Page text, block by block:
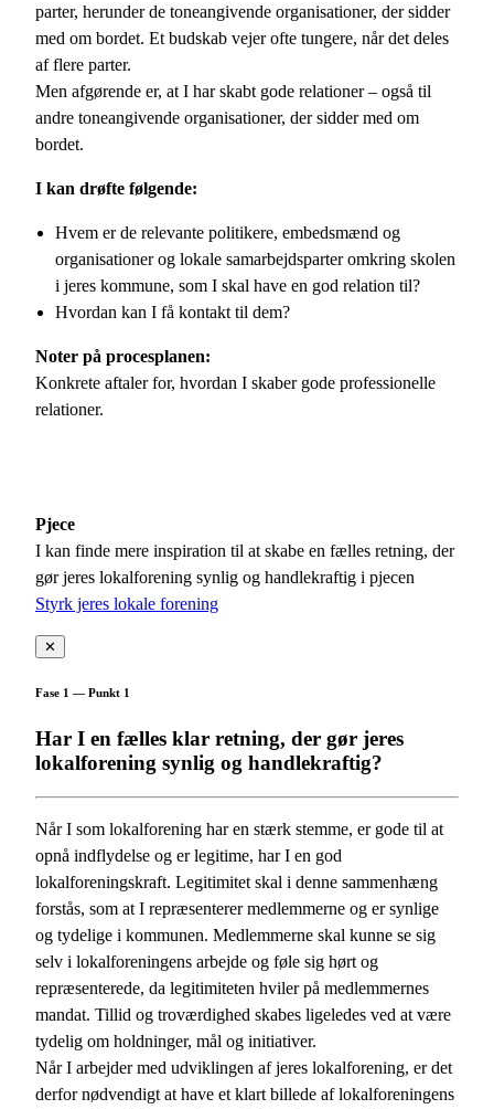
parter, herunder de toneangivende organisationer, der sidder
med om bordet. Et budskab vejer ofte tungere, når det deles
af flere parter.
Men afgørende er, at I har skabt gode relationer – også til
andre toneangivende organisationer, der sidder med om
bordet.
I kan drøfte følgende:
Hvem er de relevante politikere, embedsmænd og
organisationer og lokale samarbejdsparter omkring skolen
i jeres kommune, som I skal have en god relation til?
Hvordan kan I få kontakt til dem?
Noter på procesplanen:
Konkrete aftaler for, hvordan I skaber gode professionelle
relationer.
Pjece
I kan finde mere inspiration til at skabe en fælles retning, der
gør jeres lokalforening synlig og handlekraftig i pjecen
Styrk jeres lokale forening
✕
Fase 1 — Punkt 1
Har I en fælles klar retning, der gør jeres
lokalforening synlig og handlekraftig?
Når I som lokalforening har en stærk stemme, er gode til at
opnå indflydelse og er legitime, har I en god
lokalforeningskraft. Legitimitet skal i denne sammenhæng
forstås, som at I repræsenterer medlemmerne og er synlige
og tydelige i kommunen. Medlemmerne skal kunne se sig
selv i lokalforeningens arbejde og føle sig hørt og
repræsenterede, da legitimiteten hviler på medlemmernes
mandat. Tillid og troværdighed skabes ligeledes ved at være
tydelig om holdninger, mål og initiativer.
Når I arbejder med udviklingen af jeres lokalforening, er det
derfor nødvendigt at have et klart billede af lokalforeningens